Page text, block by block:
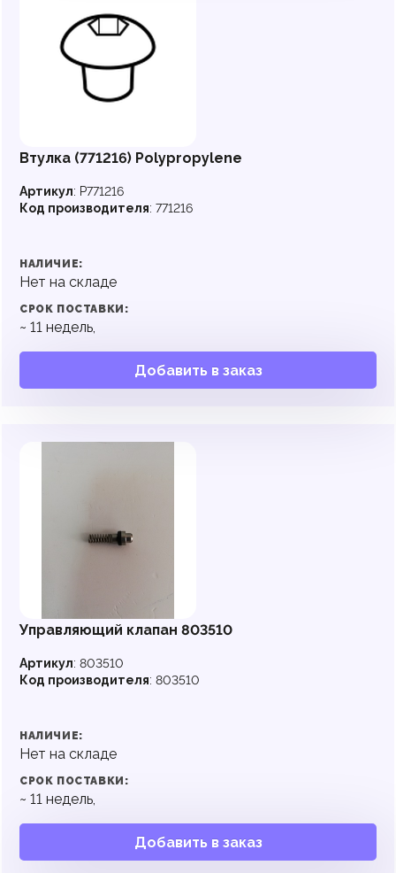
Втулка (771216) Polypropylene
Артикул: P771216
Код производителя: 771216
НАЛИЧИЕ:
Нет на складе
СРОК ПОСТАВКИ:
~ 11 недель,
Добавить в заказ
Управляющий клапан 803510
Артикул: 803510
Код производителя: 803510
НАЛИЧИЕ:
Нет на складе
СРОК ПОСТАВКИ:
~ 11 недель,
Добавить в заказ